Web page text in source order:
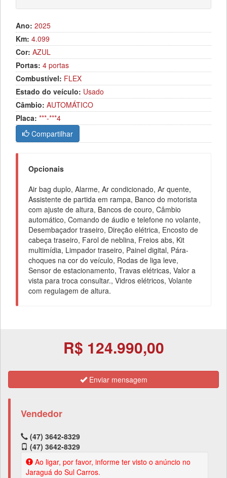
Ano: 2025
Km: 4.099
Cor: AZUL
Portas: 4 portas
Combustível: FLEX
Estado do veículo: Usado
Câmbio: AUTOMÁTICO
Placa: ***-***4
Compartilhar
Opcionais
Air bag duplo, Alarme, Ar condicionado, Ar quente,
Assistente de partida em rampa, Banco do motorista
com ajuste de altura, Bancos de couro, Câmbio
automático, Comando de áudio e telefone no volante,
Desembaçador traseiro, Direção elétrica, Encosto de
cabeça traseiro, Farol de neblina, Freios abs, Kit
multimídia, Limpador traseiro, Painel digital, Pára-
choques na cor do veículo, Rodas de liga leve,
Sensor de estacionamento, Travas elétricas, Valor a
vista para troca consultar., Vidros elétricos, Volante
com regulagem de altura.
R$ 124.990,00
Enviar mensagem
Vendedor
(47) 3642-8329
(47) 3642-8329
Ao ligar, por favor, informe ter visto o anúncio no
Jaraguá do Sul Carros.